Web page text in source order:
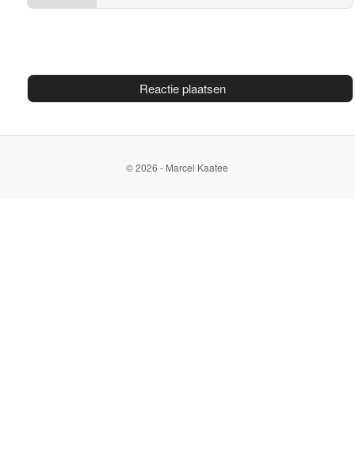
© 2026 - Marcel Kaatee